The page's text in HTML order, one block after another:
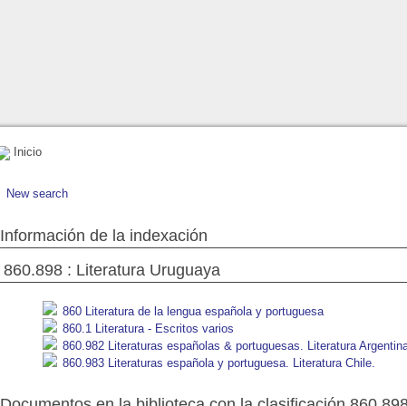
Inicio
New search
Información de la indexación
860.898 : Literatura Uruguaya
860 Literatura de la lengua española y portuguesa
860.1 Literatura - Escritos varios
860.982 Literaturas españolas & portuguesas. Literatura
860.983 Literaturas española y portuguesa. Literatura Chile.